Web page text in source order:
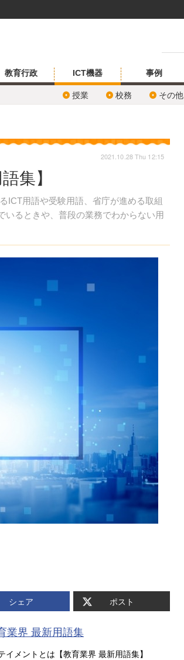
教育行政 ICT機器
授業 校務 その他
事例
集】
ICT用語や受験用語、省庁が進める取組
るときや、普段の業務でわからない用
2021.10.28 Thu 12:15
シェア ポスト
業界 最新用語集
イメントとは【教育業界 最新用語集】